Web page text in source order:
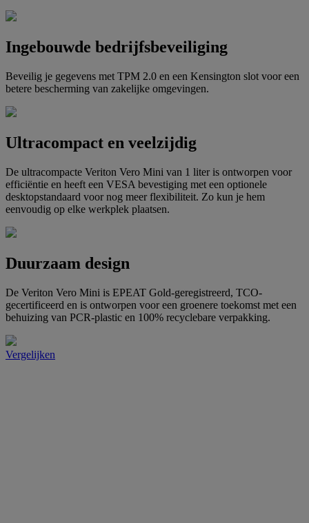
Ingebouwde bedrijfsbeveiliging
Beveilig je gegevens met TPM 2.0 en een Kensington slot voor een
betere bescherming van zakelijke omgevingen.
Ultracompact en veelzijdig
De ultracompacte Veriton Vero Mini van 1 liter is ontworpen voor
efficiëntie en heeft een VESA bevestiging met een optionele
desktopstandaard voor nog meer flexibiliteit. Zo kun je hem
eenvoudig op elke werkplek plaatsen.
Duurzaam design
De Veriton Vero Mini is EPEAT Gold-geregistreerd, TCO-
gecertificeerd en is ontworpen voor een groenere toekomst met een
behuizing van PCR-plastic en 100% recyclebare verpakking.
Vergelijken